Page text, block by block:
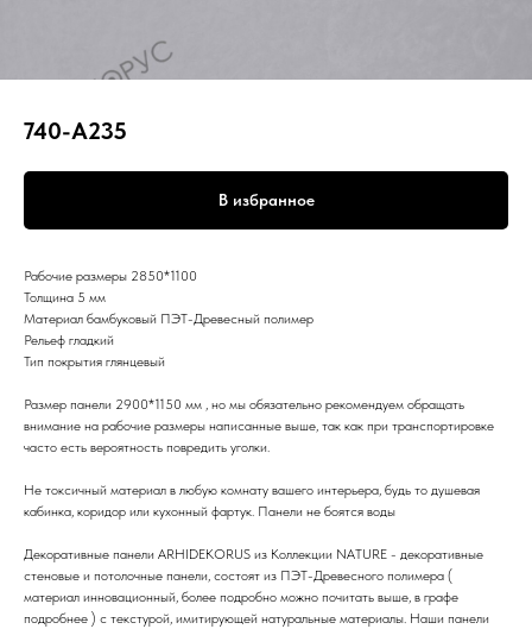
740-A235
В избранное
Рабочие размеры 2850*1100
Толщина 5 мм
Материал бамбуковый ПЭТ-Древесный полимер
Рельеф гладкий
Тип покрытия глянцевый
Размер панели 2900*1150 мм , но мы обязательно рекомендуем обращать
внимание на рабочие размеры написанные выше, так как при транспортировке
часто есть вероятность повредить уголки.
Не токсичный материал в любую комнату вашего интерьера, будь то душевая
кабинка, коридор или кухонный фартук. Панели не боятся воды
Декоративные панели ARHIDEKORUS из Коллекции NATURE - декоративные
стеновые и потолочные панели, состоят из ПЭТ-Древесного полимера (
материал инновационный, более подробно можно почитать выше, в графе
подробнее ) с текстурой, имитирующей натуральные материалы. Наши панели